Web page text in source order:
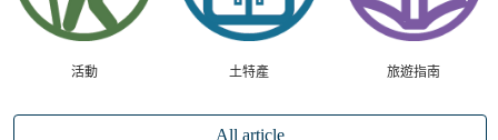
活動 土特產 旅遊指南
All article